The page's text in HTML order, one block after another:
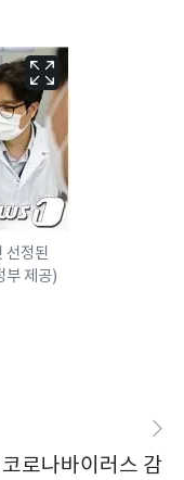
선정된
부 제공)
로나바이러스 감